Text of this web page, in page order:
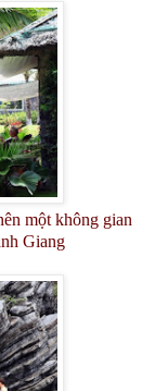
một không gian
Giang